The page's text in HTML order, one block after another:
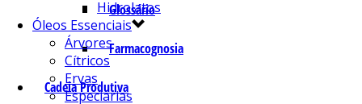
Glossário
Farmacognosia
Cadeia Produtiva
Hidrolatos
Óleos Essenciais
Árvores
Cítricos
Ervas
Especiarias